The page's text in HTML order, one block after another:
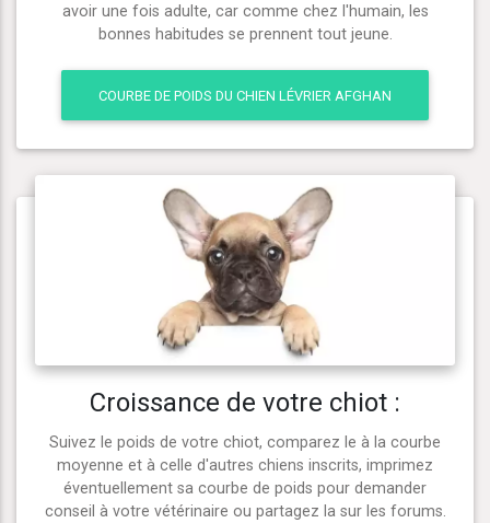
avoir une fois adulte, car comme chez l'humain, les
bonnes habitudes se prennent tout jeune.
COURBE DE POIDS DU CHIEN LÉVRIER AFGHAN
Croissance de votre chiot :
Suivez le poids de votre chiot, comparez le à la courbe
moyenne et à celle d'autres chiens inscrits, imprimez
éventuellement sa courbe de poids pour demander
conseil à votre vétérinaire ou partagez la sur les forums.